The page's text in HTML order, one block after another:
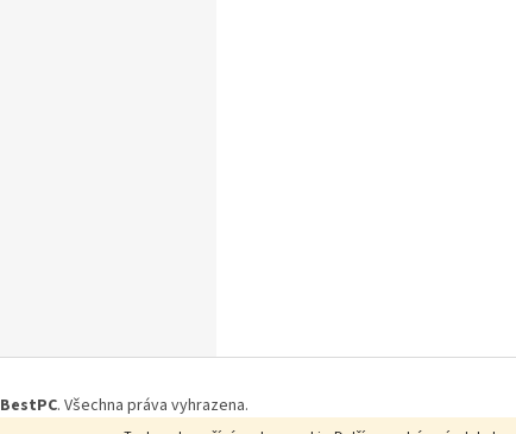
BestPC. Všechna práva vyhrazena.